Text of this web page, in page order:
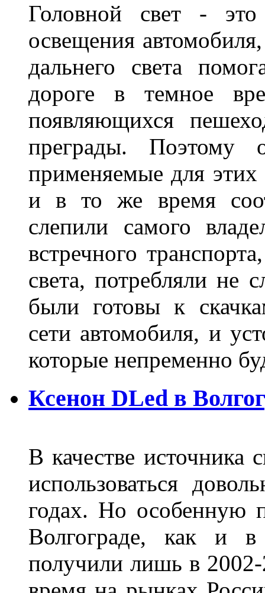
Головной свет -
освещения
дальнего света
дороге в темное
появляющихся
преграды. Поэтому
применяемые для
и в то же время
слепили самого
встречного
света, потребляли не
были готовы к
сети автомобиля, и
которые непременно
Ксенон DLed в
В качестве источника
использоваться
годах. Но особенную
Волгограде, как и
получили лишь в